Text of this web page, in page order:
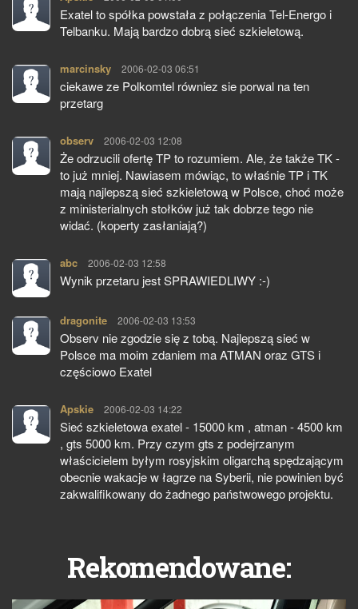
Exatel to spółka powstała z połączenia Tel-Energo i
Telbanku. Mają bardzo dobrą sieć szkieletową.
marcinsky pisze:
2006-02-03 06:51
ciekawe ze Polkomtel równiez sie porwal na ten
przetarg
observ pisze:
2006-02-03 12:08
Że odrzucili ofertę TP to rozumiem. Ale, że także TK -
to już mniej. Nawiasem mówiąc, to właśnie TP i TK
mają najlepszą sieć szkieletową w Polsce, choć może
z ministerialnych stołków już tak dobrze tego nie
widać. (koperty zasłaniają?)
abc pisze:
2006-02-03 12:58
Wynik przetaru jest SPRAWIEDLIWY :-)
dragonite pisze:
2006-02-03 13:53
Observ nie zgodzie się z tobą. Najlepszą sieć w
Polsce ma moim zdaniem ma ATMAN oraz GTS i
częściowo Exatel
Apskie pisze:
2006-02-03 14:22
Sieć szkieletowa exatel - 15000 km , atman - 4500 km
, gts 5000 km. Przy czym gts z podejrzanym
właścicielem byłym rosyjskim oligarchą spędzającym
obecnie wakacje w łagrze na Syberii, nie powinien być
zakwalifikowany do żadnego państwowego projektu.
Rekomendowane: